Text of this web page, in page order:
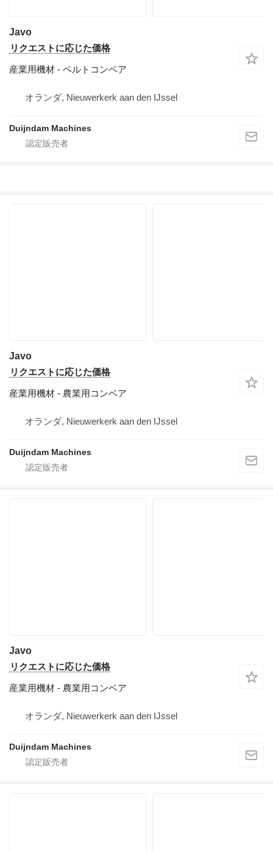
Javo
リクエストに応じた価格
産業用機材 - ベルトコンベア
オランダ, Nieuwerkerk aan den IJssel
Duijndam Machines
Javo
リクエストに応じた価格
産業用機材 - 農業用コンベア
オランダ, Nieuwerkerk aan den IJssel
Duijndam Machines
Javo
リクエストに応じた価格
産業用機材 - 農業用コンベア
オランダ, Nieuwerkerk aan den IJssel
Duijndam Machines